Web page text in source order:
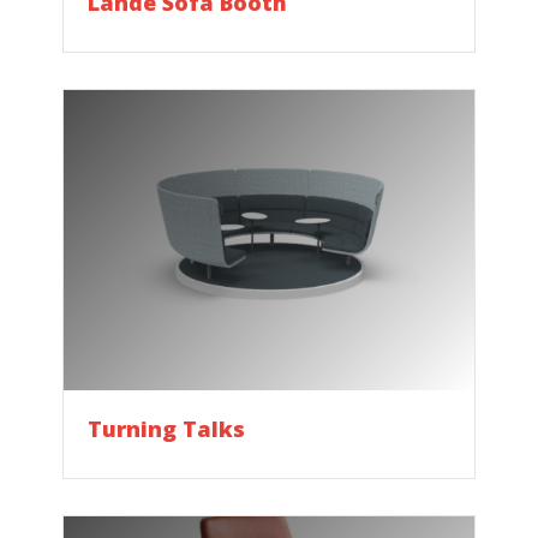
Turning Talks